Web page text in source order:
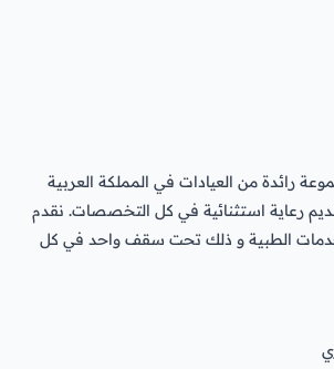
رائدة من العيادات في المملكة العربية
رعاية استثنائية في كل التخصصات. نقدم
الطبية و ذلك تحت سقف واحد في كل